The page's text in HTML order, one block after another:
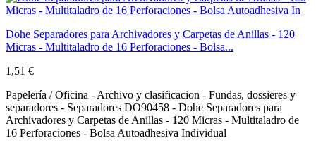
Dohe Separadores para Archivadores y Carpetas de Anillas - 120
Micras - Multitaladro de 16 Perforaciones - Bolsa...
1,51 €
Papelería / Oficina - Archivo y clasificacion - Fundas, dossieres y
separadores - Separadores DO90458 - Dohe Separadores para
Archivadores y Carpetas de Anillas - 120 Micras - Multitaladro de
16 Perforaciones - Bolsa Autoadhesiva Individual